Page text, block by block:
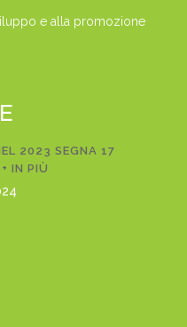
e alla promozione
2023 SEGNA 17
IN PIÙ